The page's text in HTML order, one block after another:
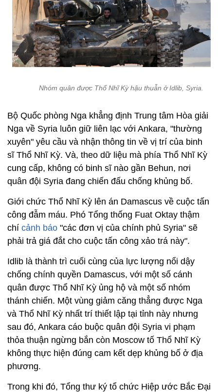
Nhóm quân được Thổ Nhĩ Kỳ hậu thuẫn ở Idlib, Syria.
Bộ Quốc phòng Nga khẳng định Trung tâm Hòa giải
Nga về Syria luôn giữ liên lạc với Ankara, "thường
xuyên" yêu cầu và nhận thông tin về vị trí của binh
sĩ Thổ Nhĩ Kỳ. Và, theo dữ liệu mà phía Thổ Nhĩ Kỳ
cung cấp, không có binh sĩ nào gần Behun, nơi
quân đội Syria đang chiến đấu chống khủng bố.
Giới chức Thổ Nhĩ Kỳ lên án Damascus về cuộc tấn
công đẫm máu. Phó Tổng thống Fuat Oktay thậm
chí cảnh báo "các đơn vị của chính phủ Syria" sẽ
phải trả giá đắt cho cuộc tấn công xảo trá này".
Idlib là thành trì cuối cùng của lực lượng nổi dậy
chống chính quyền Damascus, với một số cánh
quân được Thổ Nhĩ Kỳ ủng hộ và một số nhóm
thánh chiến. Một vùng giảm căng thẳng được Nga
và Thổ Nhĩ Kỳ nhất trí thiết lập tại tỉnh này nhưng
sau đó, Ankara cáo buộc quân đội Syria vi phạm
thỏa thuận ngừng bắn còn Moscow tố Thổ Nhĩ Kỳ
không thực hiện đúng cam kết dẹp khủng bố ở địa
phương.
Trong khi đó, Tổng thư ký tổ chức Hiệp ước Bắc Đại